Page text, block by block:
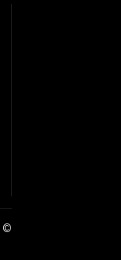
© CAP DZ، جميع الحقوق محفوظة